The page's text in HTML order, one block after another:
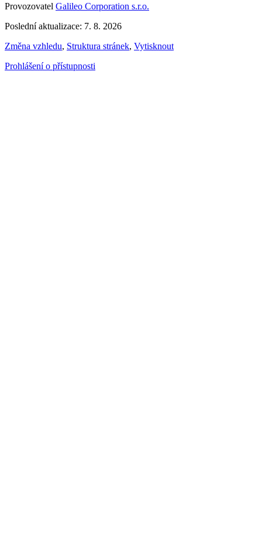
Provozovatel Galileo Corporation s.r.o.
Poslední aktualizace: 7. 8. 2026
Změna vzhledu, Struktura stránek, Vytisknout
Prohlášení o přístupnosti